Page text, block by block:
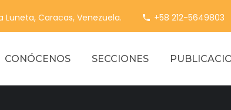
Luneta, Caracas, Venezuela. +58 212-5649803
CONÓCENOS SECCIONES